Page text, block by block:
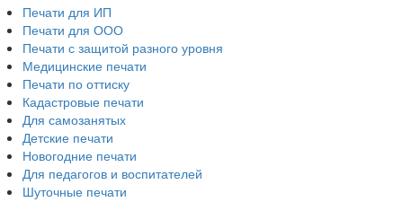
Печати для ИП
Печати для ООО
Печати с защитой разного уровня
Медицинские печати
Печати по оттиску
Кадастровые печати
Для самозанятых
Детские печати
Новогодние печати
Для педагогов и воспитателей
Шуточные печати